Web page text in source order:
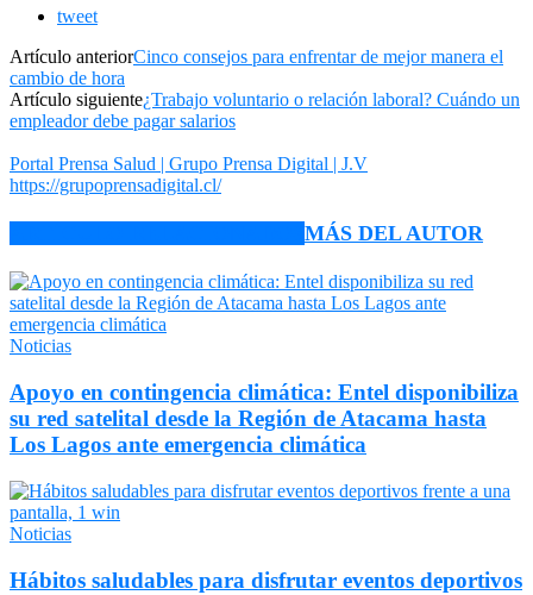
tweet
Artículo anteriorCinco consejos para enfrentar de mejor manera el
cambio de hora
Artículo siguiente¿Trabajo voluntario o relación laboral? Cuándo un
empleador debe pagar salarios
Portal Prensa Salud | Grupo Prensa Digital | J.V
https://grupoprensadigital.cl/
MÁS DEL AUTOR
Noticias
Apoyo en contingencia climática: Entel disponibiliza
su red satelital desde la Región de Atacama hasta
Los Lagos ante emergencia climática
Noticias
Hábitos saludables para disfrutar eventos deportivos